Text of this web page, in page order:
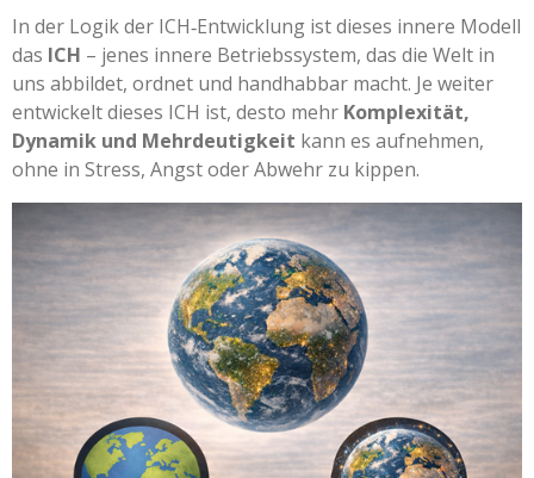
In der Logik der ICH‑Entwicklung ist dieses innere Modell
das ICH – jenes innere Betriebssystem, das die Welt in
uns abbildet, ordnet und handhabbar macht. Je weiter
entwickelt dieses ICH ist, desto mehr Komplexität,
Dynamik und Mehrdeutigkeit kann es aufnehmen,
ohne in Stress, Angst oder Abwehr zu kippen.